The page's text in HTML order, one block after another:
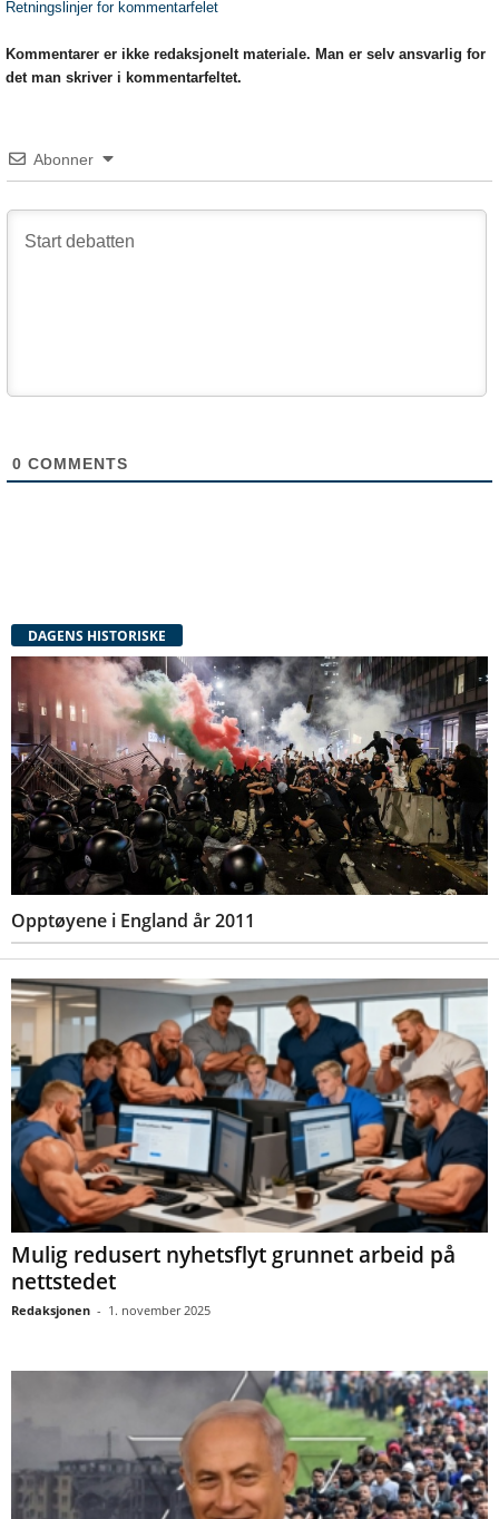
Retningslinjer for kommentarfelet
Kommentarer er ikke redaksjonelt materiale. Man er selv ansvarlig for
det man skriver i kommentarfeltet.
Abonner
0 COMMENTS
DAGENS HISTORISKE
Opptøyene i England år 2011
Mulig redusert nyhetsflyt grunnet arbeid på
nettstedet
Redaksjonen - 1. november 2025